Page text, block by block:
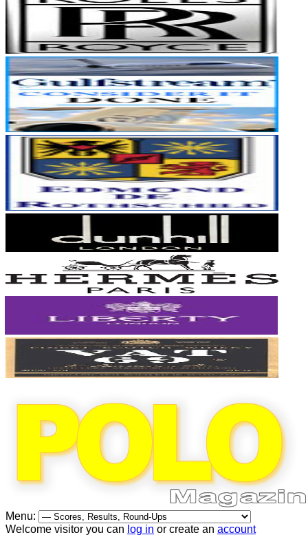
Menu:
Welcome visitor you can log in or create an account